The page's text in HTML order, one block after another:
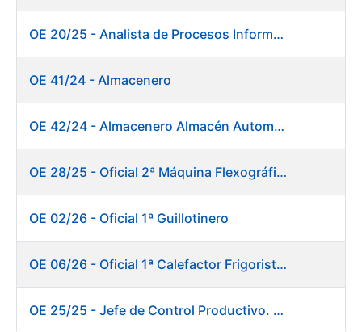
OE 20/25 - Analista de Procesos Informáticos
OE 41/24 - Almacenero
OE 42/24 - Almacenero Almacén Automático
OE 28/25 - Oficial 2ª Máquina Flexográfica y Finalizado
OE 02/26 - Oficial 1ª Guillotinero
OE 06/26 - Oficial 1ª Calefactor Frigorista. Fábrica de Papel
OE 25/25 - Jefe de Control Productivo. Fábrica de Papel